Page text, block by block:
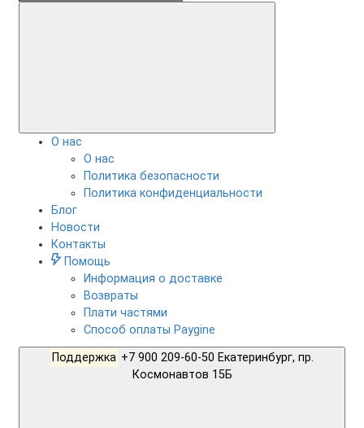
О нас
О нас
Политика безопасности
Политика конфиденциальности
Блог
Новости
Контакты
Помощь
Информация о доставке
Возвраты
Плати частями
Способ оплаты Paygine
Поддержка +7 900 209-60-50 Екатеринбург, пр.